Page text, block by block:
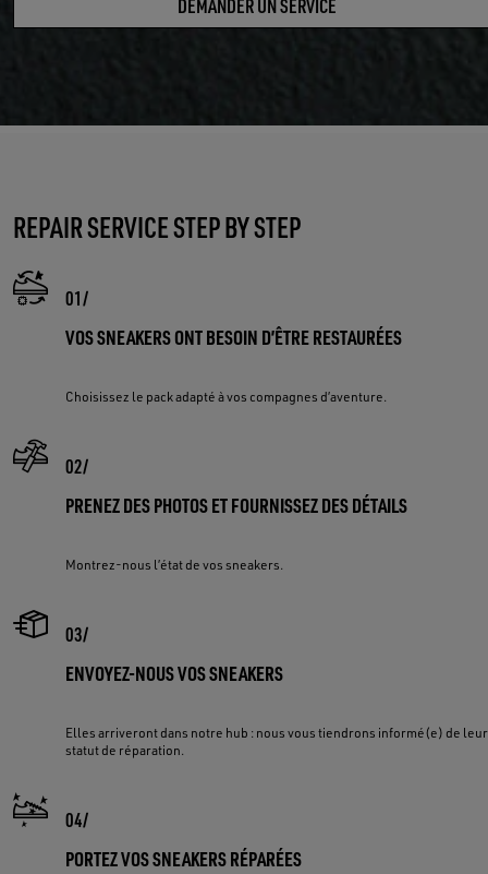
REPAIR SERVICE STEP BY STEP
VOS SNEAKERS ONT BESOIN D’ÊTRE RESTAURÉES
Choisissez le pack adapté à vos compagnes d’aventure.
PRENEZ DES PHOTOS ET FOURNISSEZ DES DÉTAILS
Montrez-nous l’état de vos sneakers.
ENVOYEZ-NOUS VOS SNEAKERS
Elles arriveront dans notre hub : nous vous tiendrons informé(e) de leur
statut de réparation.
PORTEZ VOS SNEAKERS RÉPARÉES